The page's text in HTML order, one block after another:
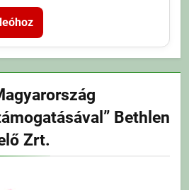
Bethlen
Zrt.